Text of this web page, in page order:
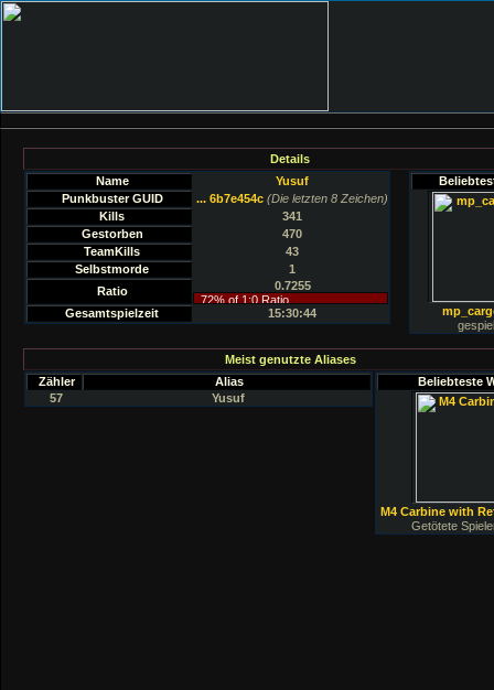
Details
Name
Yusuf
Punkbuster GUID
... 6b7e454c (Die letzten 8 Zeichen)
Kills
341
Gestorben
470
TeamKills
43
Selbstmorde
1
Ratio
0.7255
Gesamtspielzeit 15:30:44
Meist genutzte Aliases
Zähler
Alias
57
Yusuf
Beliebteste
M4 Carbine with
Getötete